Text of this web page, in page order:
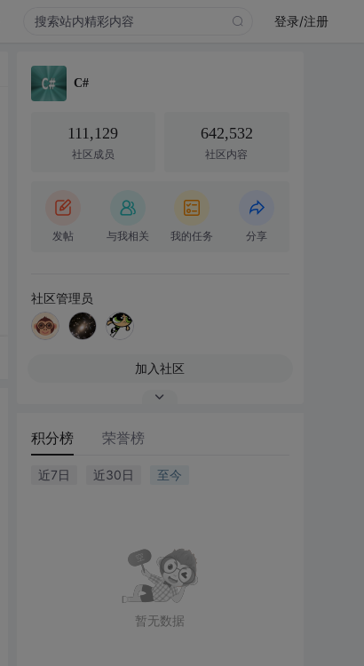
登录/注册
C#
111,129
社区成员
642,532
社区内容
发帖 与我相关 我的任务 分享
社区管理员
加入社区
积分榜 荣誉榜
近7日 近30日 至今
暂无数据